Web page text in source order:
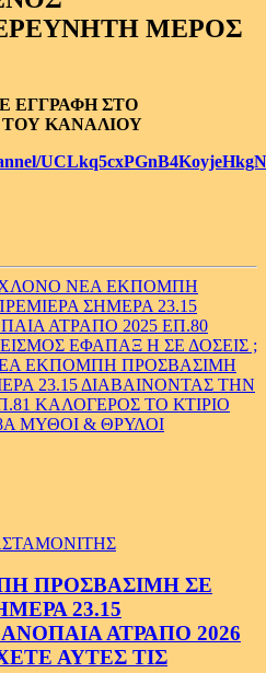
ΜΕΡΟΣ
ΕΓΓΡΑΦΗ ΣΤΟ
ΚΑΝΑΛΙΟΥ
ΝΕΑ ΕΚΠΟΜΠΗ
ΣΗΜΕΡΑ 23.15
ΑΤΡΑΠΟ 2025 ΕΠ.80
ΕΦΑΠΑΞ Η ΣΕ ΔΟΣΕΙΣ ;
ΕΚΠΟΜΠΗ ΠΡΟΣΒΑΣΙΜΗ
23.15 ΔΙΑΒΑΙΝΟΝΤΑΣ ΤΗΝ
ΚΑΛΟΓΕΡΟΣ ΤΟ ΚΤΙΡΙΟ
ΜΥΘΟΙ & ΘΡΥΛΟΙ
ΠΡΟΣΒΑΣΙΜΗ ΣΕ
23.15
ΑΤΡΑΠΟ 2026
ΑΥΤΕΣ ΤΙΣ